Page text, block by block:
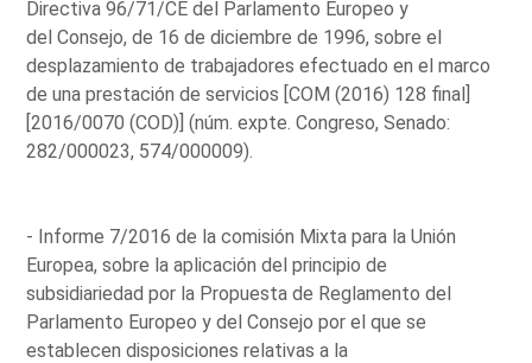
Directiva 96/71/CE del Parlamento Europeo y
del Consejo, de 16 de diciembre de 1996, sobre el
desplazamiento de trabajadores efectuado en el marco
de una prestación de servicios [COM (2016) 128 final]
[2016/0070 (COD)] (núm. expte. Congreso, Senado:
282/000023, 574/000009).
- Informe 7/2016 de la comisión Mixta para la Unión
Europea, sobre la aplicación del principio de
subsidiariedad por la Propuesta de Reglamento del
Parlamento Europeo y del Consejo por el que se
establecen disposiciones relativas a la